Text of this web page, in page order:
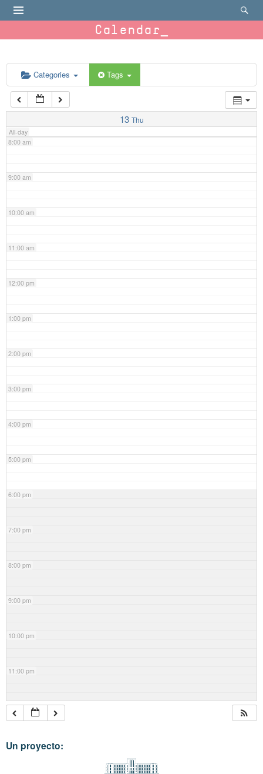
Calendar
Categories Tags
13 Thu
All-day
6:00 am
7:00 am
8:00 am
9:00 am
10:00 am
11:00 am
12:00 pm
1:00 pm
2:00 pm
3:00 pm
4:00 pm
5:00 pm
6:00 pm
7:00 pm
8:00 pm
9:00 pm
10:00 pm
11:00 pm
Un proyecto: